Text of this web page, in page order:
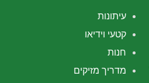
עיתונות
קטעי וידיאו
חנות
מדריך מזיקים